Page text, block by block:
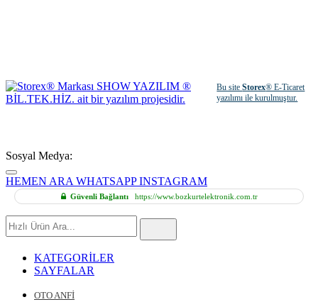
Bu siteStorex® E-Ticaret
yazılımı ile kurulmuştur.
Sosyal Medya:
HEMEN ARA WHATSAPP INSTAGRAM
Güvenli Bağlantıhttps://www.bozkurtelektronik.com.tr
Hızlı
Ürün
KATEGORİLER
SAYFALAR
OTO ANFİ